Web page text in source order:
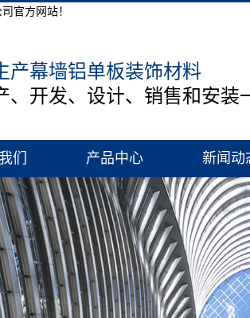
官方网站！
产幕墙铝单板装饰材料
、开发、设计、销售和安装
们 产品中心 新闻动